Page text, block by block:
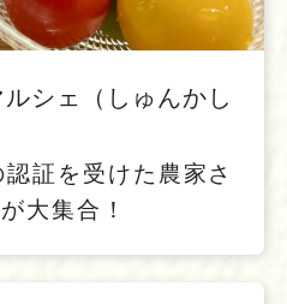
シェ（しゅんかし
認証を受けた農家さ
大集合！